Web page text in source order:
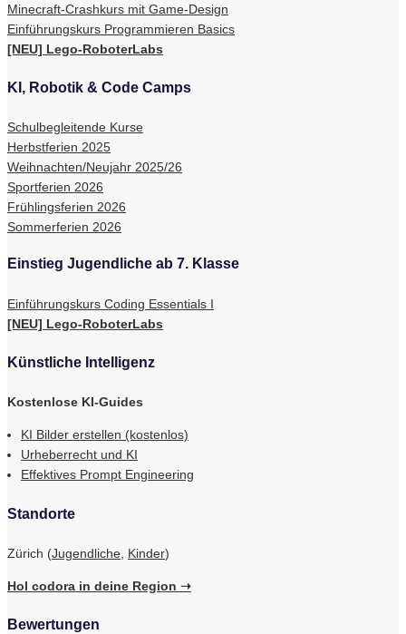
Minecraft-Crashkurs mit Game-Design
Einführungskurs Programmieren Basics
[NEU] Lego-RoboterLabs
KI, Robotik & Code Camps
Schulbegleitende Kurse
Herbstferien 2025
Weihnachten/Neujahr 2025/26
Sportferien 2026
Frühlingsferien 2026
Sommerferien 2026
Einstieg Jugendliche ab 7. Klasse
Einführungskurs Coding Essentials I
[NEU] Lego-RoboterLabs
Künstliche Intelligenz
Kostenlose KI-Guides
KI Bilder erstellen (kostenlos)
Urheberrecht und KI
Effektives Prompt Engineering
Standorte
Zürich (Jugendliche Kinder)
Hol codora in deine Region ➝
Bewertungen